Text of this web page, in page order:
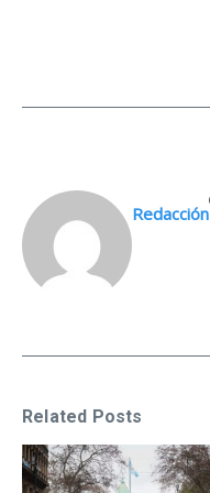
Redacción
Related Posts